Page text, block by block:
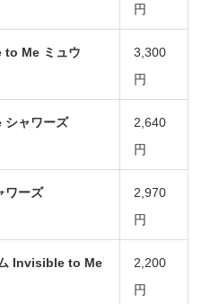
円
to Me ミュウ
3,300
円
ャワーズ
2,640
円
ワーズ
2,970
円
Invisible to Me
2,200
円